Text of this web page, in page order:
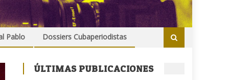
Pablo Dossiers Cubaperiodistas
ÚLTIMAS PUBLICACIONES